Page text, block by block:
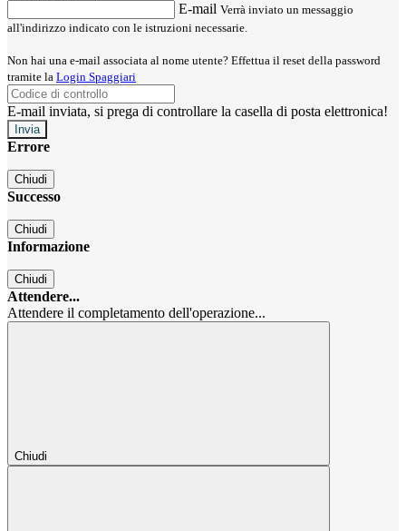
E-mail Verrà inviato un messaggio
all'indirizzo indicato con le istruzioni necessarie.
Non hai una e-mail associata al nome utente? Effettua il reset della password
tramite la Login Spaggiari
E-mail inviata, si prega di controllare la casella di posta elettronica!
Errore
Chiudi
Successo
Chiudi
Informazione
Chiudi
Attendere...
Attendere il completamento dell'operazione...
Chiudi